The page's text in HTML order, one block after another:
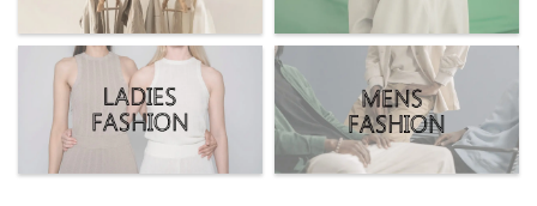
ゃれなドラマ衣装・ファッションを
チェックしてね♪
【よく検索されてる女性芸能人】